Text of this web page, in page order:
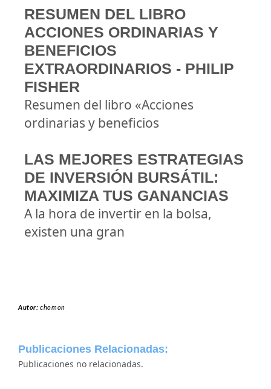
RESUMEN DEL LIBRO
ACCIONES ORDINARIAS Y
BENEFICIOS
EXTRAORDINARIOS - PHILIP
FISHER
Resumen del libro «Acciones
ordinarias y beneficios
LAS MEJORES ESTRATEGIAS
DE INVERSIÓN BURSÁTIL:
MAXIMIZA TUS GANANCIAS
A la hora de invertir en la bolsa,
existen una gran
Autor:chomon
Publicaciones Relacionadas:
Publicaciones no relacionadas.